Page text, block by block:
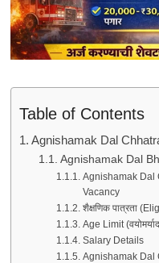
Table of Contents
Agnishamak Dal
Agnishamak Dal
Agnishamak Dal
Vacancy
शैक्षणिक पात्रता
Age Limit
Salary Details
Agnishamak Dal